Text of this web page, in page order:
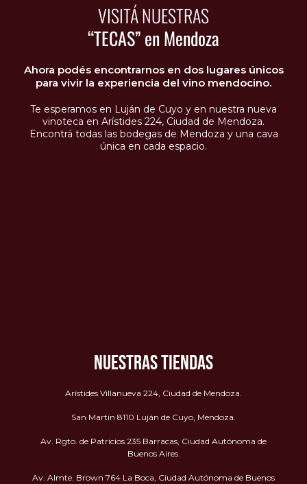
VISITÁ NUESTRAS
“TECAS” en Mendoza
Ahora podés encontrarnos en dos lugares únicos
para vivir la experiencia del vino mendocino.
Te esperamos en Luján de Cuyo y en nuestra nueva
vinoteca en Arístides 224, Ciudad de Mendoza.
Encontrá todas las bodegas de Mendoza y una cava
única en cada espacio.
NUESTRAS TIENDAS
Arístides Villanueva 224, Ciudad de Mendoza.
San Martin 8110 Luján de Cuyo, Mendoza.
Av. Rgto. de Patricios 235 Barracas, Ciudad Autónoma de
Buenos Aires.
Av. Almte. Brown 764 La Boca, Ciudad Autónoma de Buenos